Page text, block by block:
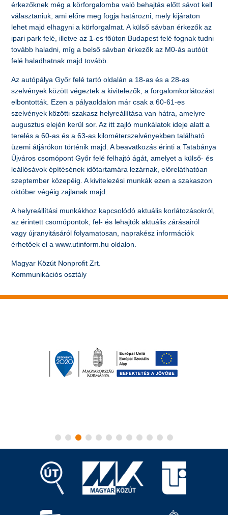
érkezőknek még a körforgalomba való behajtás előtt sávot kell
választaniuk, ami előre meg fogja határozni, mely kijáraton
lehet majd elhagyni a körforgalmat. A külső sávban érkezők az
ipari park felé, illetve az 1-es főúton Budapest felé fognak tudni
tovább haladni, míg a belső sávban érkezők az M0-ás autóút
felé haladhatnak majd tovább.
Az autópálya Győr felé tartó oldalán a 18-as és a 28-as
szelvények között végeztek a kivitelezők, a forgalomkorlátozást
elbontották. Ezen a pályaoldalon már csak a 60-61-es
szelvények közötti szakasz helyreállítása van hátra, amelyre
augusztus elején kerül sor. Az itt zajló munkálatok ideje alatt a
terelés a 60-as és a 63-as kilométerszelvényekben található
üzemi átjárókon történik majd. A beavatkozás érinti a Tatabánya
Újváros csomópont Győr felé felhajtó ágát, amelyet a külső- és
leállósávok építésének időtartamára lezárnak, előreláthatóan
szeptember közepéig. A kivitelezési munkák ezen a szakaszon
október végéig zajlanak majd.
A helyreállítási munkákhoz kapcsolódó aktuális korlátozásokról,
az érintett csomópontok, fel- és lehajtók aktuális zárásairól
vagy újranyitásáról folyamatosan, naprakész információk
érhetőek el a www.utinform.hu oldalon.
Magyar Közút Nonprofit Zrt.
Kommunikációs osztály